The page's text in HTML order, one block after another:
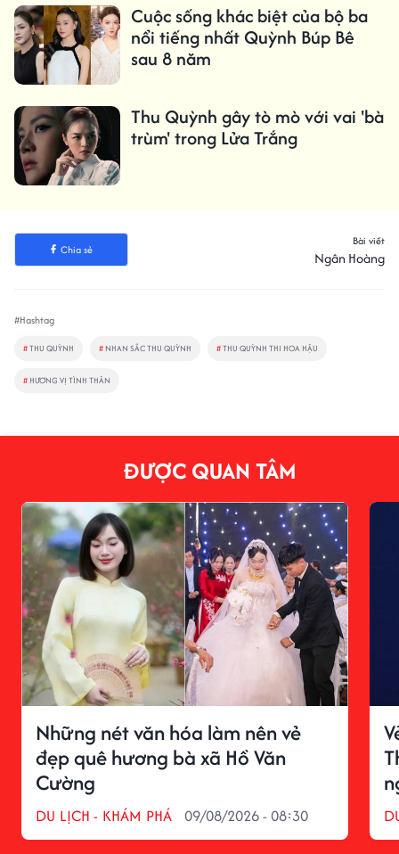
Cuộc sống khác biệt của bộ ba
nổi tiếng nhất Quỳnh Búp Bê
sau 8 năm
Thu Quỳnh gây tò mò với vai 'bà
trùm' trong Lửa Trắng
Chia sẻ
Bài viết
Ngân Hoàng
#Hashtag
#THU QUỲNH # NHAN SẮC THU QUỲNH #THU QUỲNH THI HOA HẬU
# HƯƠNG VỊ TÌNH THÂN
ĐƯỢC QUAN TÂM
Những nét văn hóa làm nên vẻ
đẹp quê hương bà xã Hồ Văn
Cường
DU LỊCH - KHÁM PHÁ 09/08/2026 - 08:30